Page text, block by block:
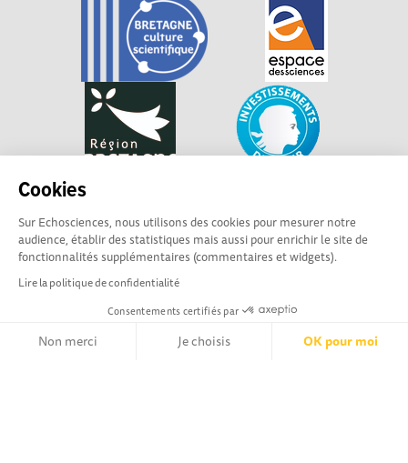
Cookies
Sur Echosciences, nous utilisons des cookies pour mesurer notre
audience, établir des statistiques mais aussi pour enrichir le site de
fonctionnalités supplémentaires (commentaires et widgets).
Lire la politique de confidentialité
Consentements certifiés par
Non merci Je choisis OK pour moi
Explorer, s’exprimer, rentrer en contact : Echosciences
sciences et de technologies en Bretagne.